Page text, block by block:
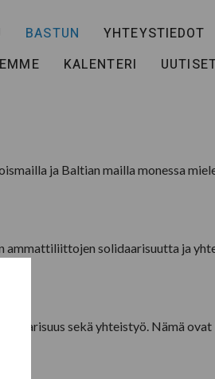
BASTUN YHTEYSTIEDOT
KALENTERI
ja Baltian mailla monessa
ammattiliittojen solidaarisuutta ja
sekä yhteistyö. Nämä ovat